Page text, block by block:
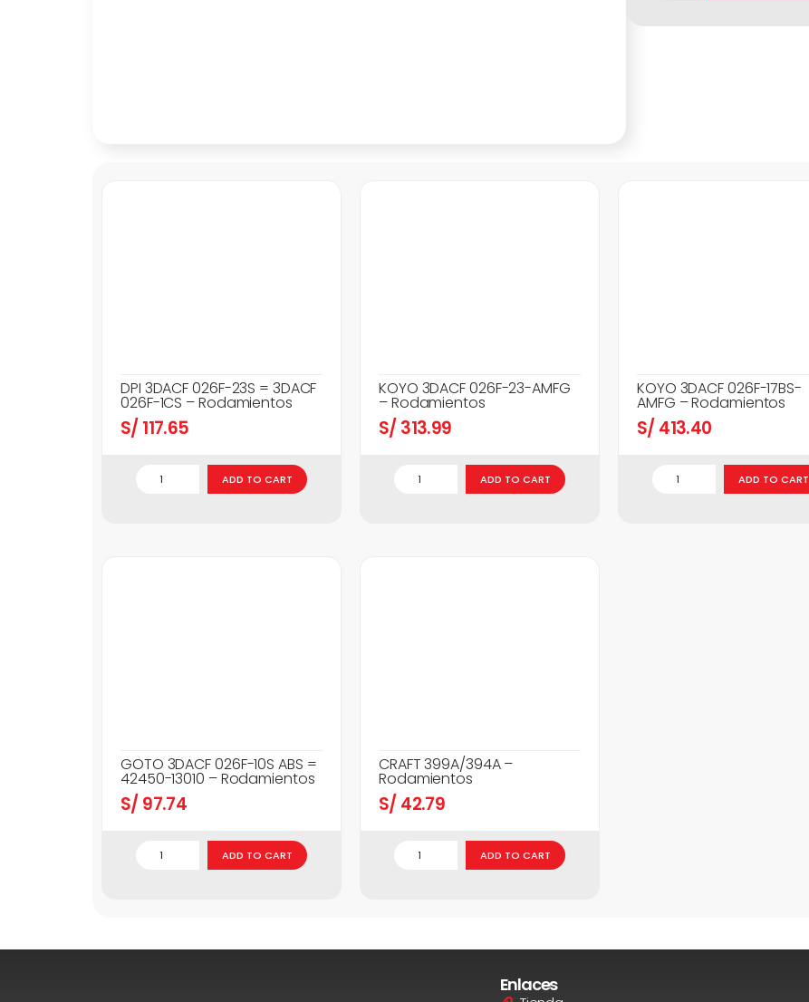
DPI 3DACF 026F-23S = 3DACF
026F-1CS – Rodamientos
S/ 117.65
ADD TO CART
KOYO 3DACF 026F-23-AMFG
– Rodamientos
S/ 313.99
ADD TO CART
KOYO 3DACF 026F-17BS-
AMFG – Rodamientos
S/ 413.40
ADD TO CART
GOTO 3DACF 026F-10S ABS =
42450-13010 – Rodamientos
S/ 97.74
ADD TO CART
CRAFT 399A/394A –
Rodamientos
S/ 42.79
ADD TO CART
Enlaces